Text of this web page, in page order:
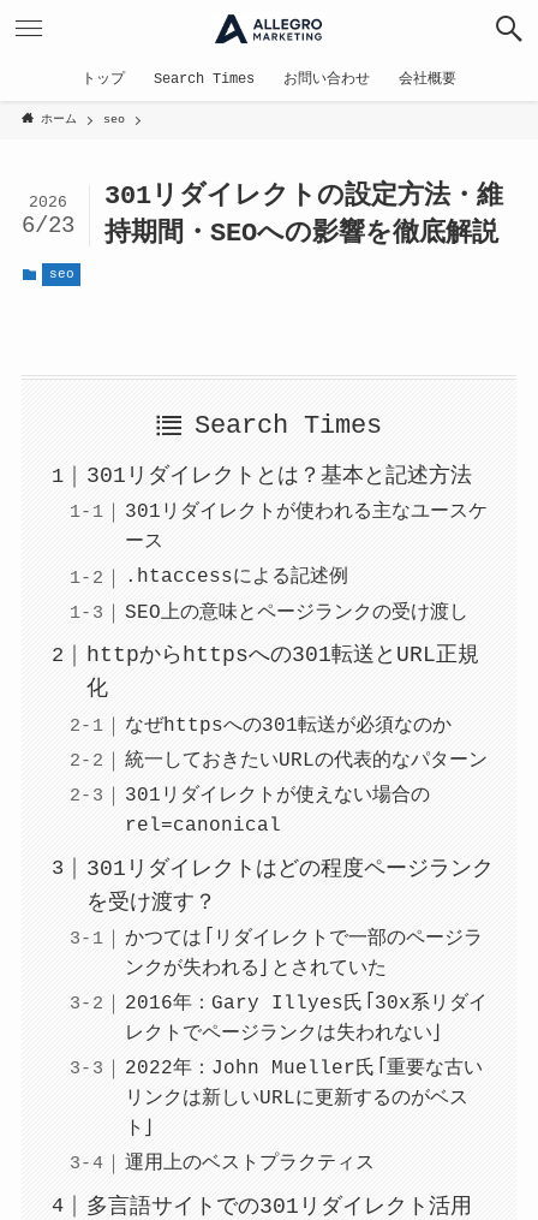
トップ Search Times お問い合わせ 会社概要
ホーム seo
301リダイレクトの設定方法・維
持期間・SEOへの影響を徹底解説
2026
6/23
seo
Search Times
301リダイレクトとは？基本と記述方法
301リダイレクトが使われる主なユースケ
ース
.htaccessによる記述例
SEO上の意味とページランクの受け渡し
httpからhttpsへの301転送とURL正規
化
なぜhttpsへの301転送が必須なのか
統一しておきたいURLの代表的なパターン
301リダイレクトが使えない場合の
rel=canonical
301リダイレクトはどの程度ページランク
を受け渡す？
かつては「リダイレクトで一部のページラ
ンクが失われる」とされていた
2016年：Gary Illyes氏「30x系リダイ
レクトでページランクは失われない」
2022年：John Mueller氏「重要な古い
リンクは新しいURLに更新するのがベス
ト」
運用上のベストプラクティス
多言語サイトでの301リダイレクト活用